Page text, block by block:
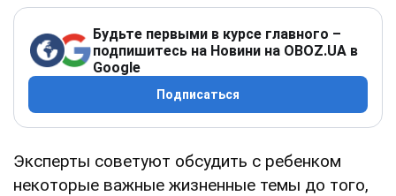
Будьте первыми в курсе главного –
подпишитесь на Новини на OBOZ.UA в
Google
Подписаться
Эксперты советуют обсудить с ребенком
некоторые важные жизненные темы до того,